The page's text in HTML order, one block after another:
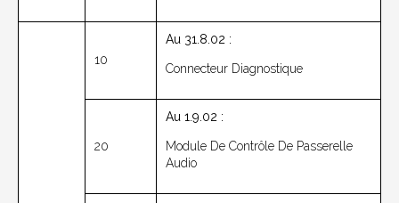
10
Au 31.8.02 :
Connecteur Diagnostique
20
Au 1.9.02 :
Module De Contrôle De Passerelle
Audio